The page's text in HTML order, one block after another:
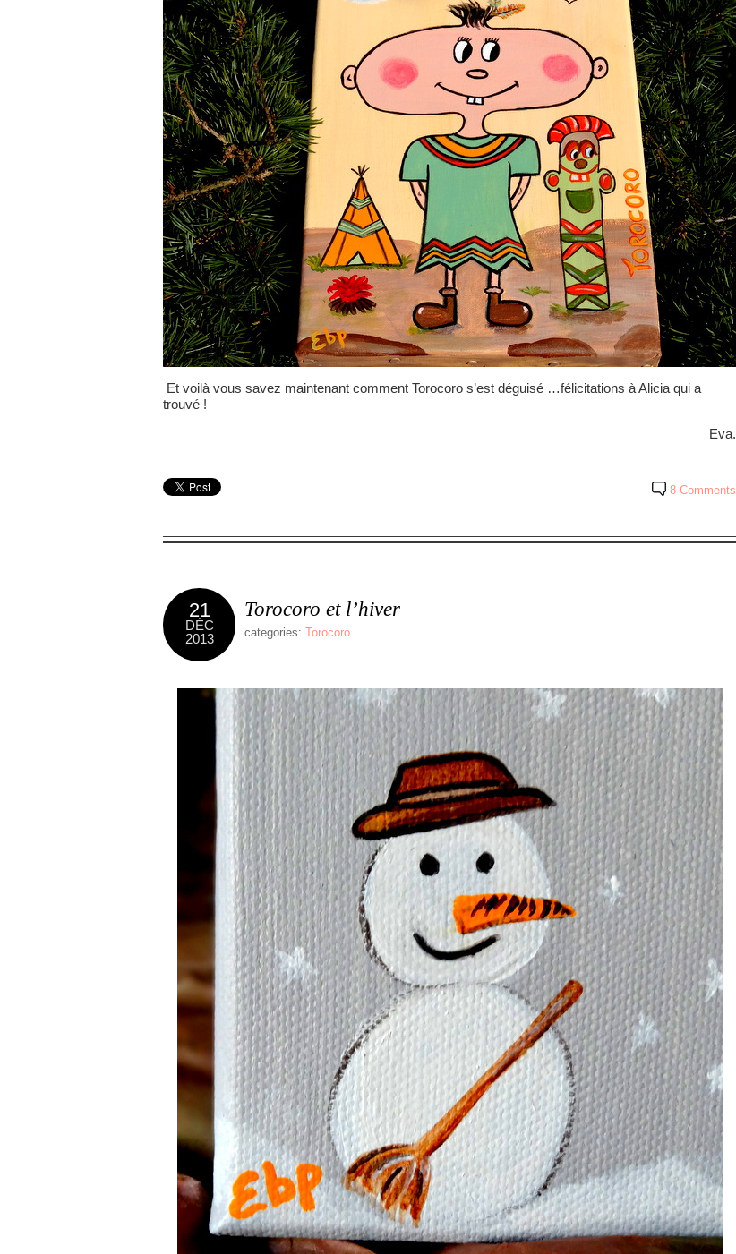
Et voilà vous savez maintenant comment Torocoro s’est déguisé …félicitations à Alicia qui a
trouvé !
Eva.
8 Comments
21
DÉC
2013
Torocoro et l’hiver
categories: Torocoro